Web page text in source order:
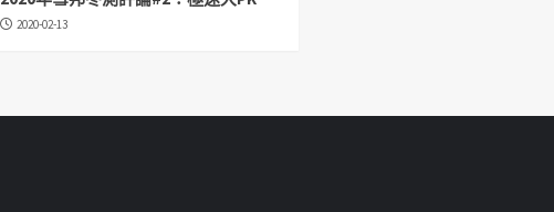
2020-02-13